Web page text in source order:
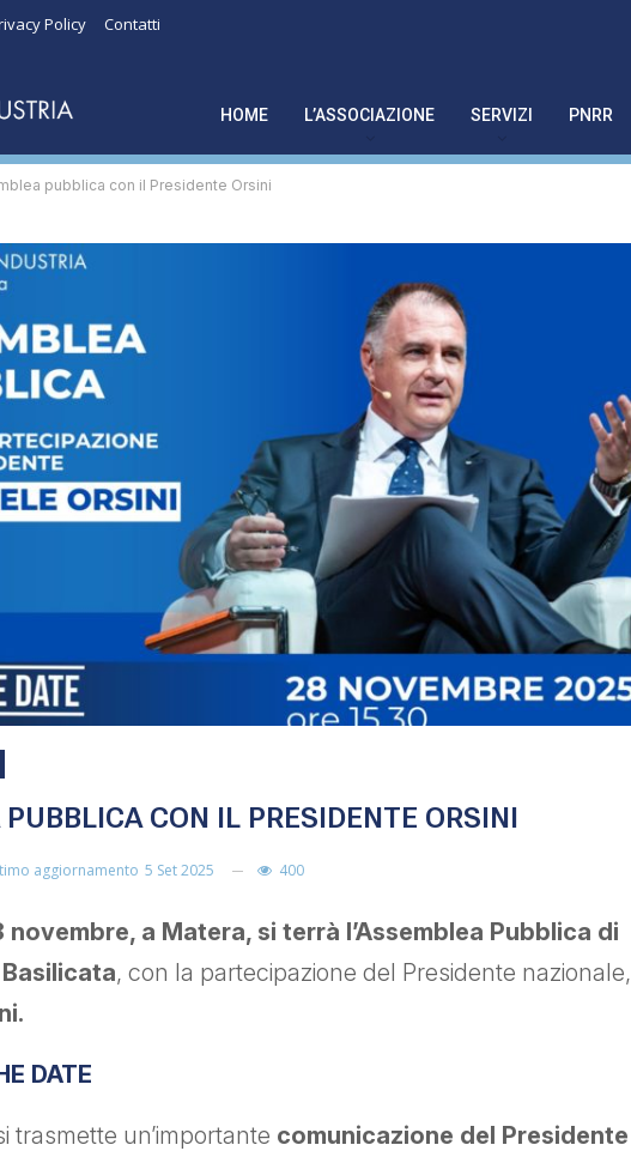
Policy Contatti
HOME L’ASSOCIAZIONE SERVIZI PNRR
pubblica con il Presidente Orsini
CON IL PRESIDENTE ORSINI
aggiornamento 5 Set 2025 400
novembre, a Matera, si terrà l’Assemblea Pubblica di
, con la partecipazione del Presidente nazionale,
DATE
trasmette un’importante comunicazione del Presidente